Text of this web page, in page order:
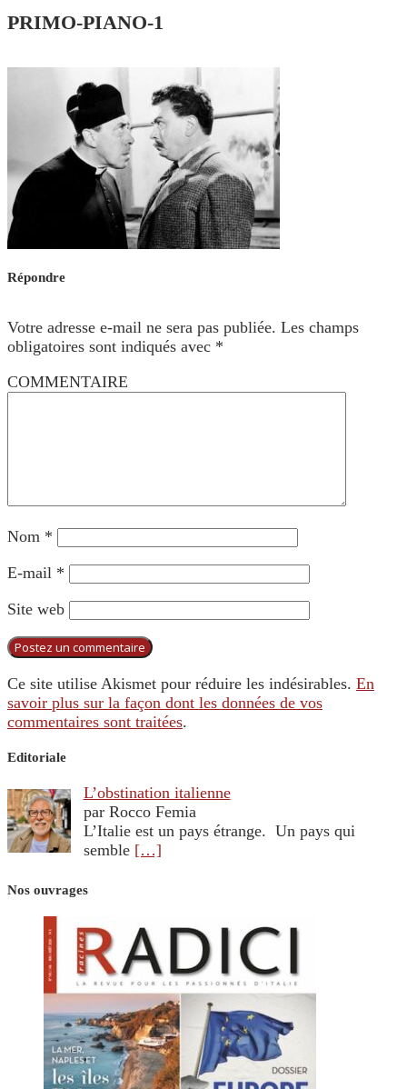
PRIMO-PIANO-1
Répondre
Votre adresse e-mail ne sera pas publiée. Les champs
obligatoires sont indiqués avec *
COMMENTAIRE
Nom *
E-mail *
Site web
Ce site utilise Akismet pour réduire les indésirables. En
savoir plus sur la façon dont les données de vos
commentaires sont traitées.
Editoriale
L’obstination italienne
par Rocco Femia
L’Italie est un pays étrange. Un pays qui
semble […]
Nos ouvrages